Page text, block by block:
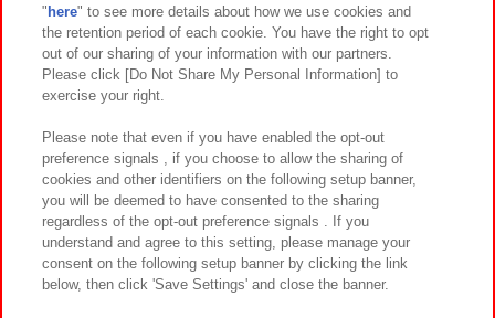
関連会社 サステナビリティ サイトポリシー
プライバシーポリシー ウェブアクセシビリティ方針と検証結果
お取引先さまとともに
カスタマーハラスメント対応方針 よくあるご質問・お問い合わせ
©Bandai Namco Amusement Inc.
" here" to see more details about how we use cookies and
the retention period of each cookie. You have the right to opt
out of our sharing of your information with our partners.
Please click [Do Not Share My Personal Information] to
exercise your right.
Please note that even if you have enabled the opt-out
preference signals , if you choose to allow the sharing of
cookies and other identifiers on the following setup banner,
you will be deemed to have consented to the sharing
regardless of the opt-out preference signals . If you
understand and agree to this setting, please manage your
consent on the following setup banner by clicking the link
below, then click 'Save Settings' and close the banner.